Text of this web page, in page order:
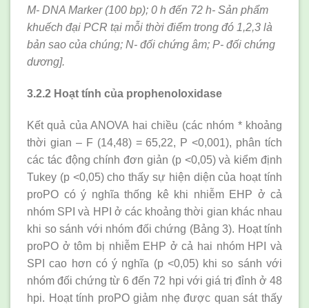
M- DNA Marker (100 bp); 0 h đến 72 h- Sản phẩm
khuếch đại PCR tại mỗi thời điểm trong đó 1,2,3 là
bản sao của chúng; N- đối chứng âm; P- đối chứng
dương].
3.2.2 Hoạt tính của prophenoloxidase
Kết quả của ANOVA hai chiều (các nhóm * khoảng
thời gian – F (14,48) = 65,22, P <0,001), phân tích
các tác động chính đơn giản (p <0,05) và kiểm định
Tukey (p <0,05) cho thấy sự hiện diện của hoạt tính
proPO có ý nghĩa thống kê khi nhiễm EHP ở cả
nhóm SPI và HPI ở các khoảng thời gian khác nhau
khi so sánh với nhóm đối chứng (Bảng 3). Hoạt tính
proPO ở tôm bị nhiễm EHP ở cả hai nhóm HPI và
SPI cao hơn có ý nghĩa (p <0,05) khi so sánh với
nhóm đối chứng từ 6 đến 72 hpi với giá trị đỉnh ở 48
hpi. Hoạt tính proPO giảm nhẹ được quan sát thấy